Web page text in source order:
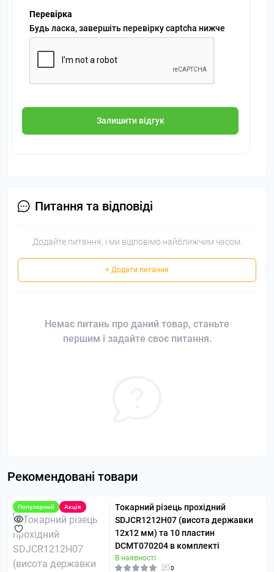
Перевірка
Будь ласка, завершіть перевірку captcha нижче
Залишити відгук
Питання та відповіді
Додайте питання, і ми відповімо найближчим часом.
+ Додати питання
Немає питань про даний товар, станьте
першим і задайте своє питання.
Рекомендовані товари
Популярний Акція
Токарний різець прохідний
SDJCR1212H07 (висота державки
12х12 мм) та 10 пластин
DCMT070204 в комплекті
В наявності
0